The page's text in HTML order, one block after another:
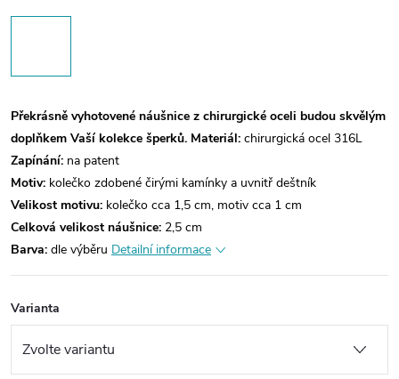
Překrásně vyhotovené náušnice z chirurgické oceli budou skvělým
doplňkem Vaší kolekce šperků. Materiál: chirurgická ocel 316L
Zapínání: na patent
Motiv: kolečko zdobené čirými kamínky a uvnitř deštník
Velikost motivu: kolečko cca 1,5 cm, motiv cca 1 cm
Celková velikost náušnice: 2,5 cm
Barva: dle výběru Detailní informace
Varianta